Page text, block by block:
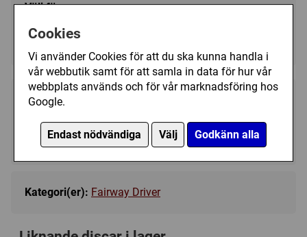
Cookies
Vi använder Cookies för att du ska kunna handla i
vår webbutik samt för att samla in data för hur vår
webbplats används och för vår marknadsföring hos
Google.
Endast nödvändiga Välj Godkänn alla
Välj färg:
Turquoise - Ej i lager
249 kr
Tillfälligt slut
Kategori(er): Fairway Driver